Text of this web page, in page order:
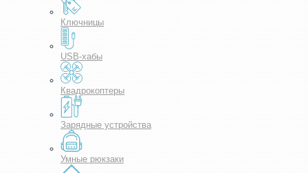
Ключницы
USB-хабы
Квадрокоптеры
Зарядные устройства
Умные рюкзаки